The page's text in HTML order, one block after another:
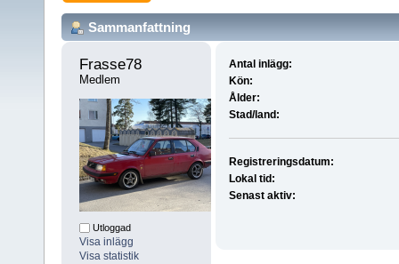
Sammanfattning
Frasse78
Medlem
Utloggad
Visa inlägg
Visa statistik
Antal inlägg:
Kön:
Ålder:
Stad/land:
Registreringsdatum:
Lokal tid:
Senast aktiv: